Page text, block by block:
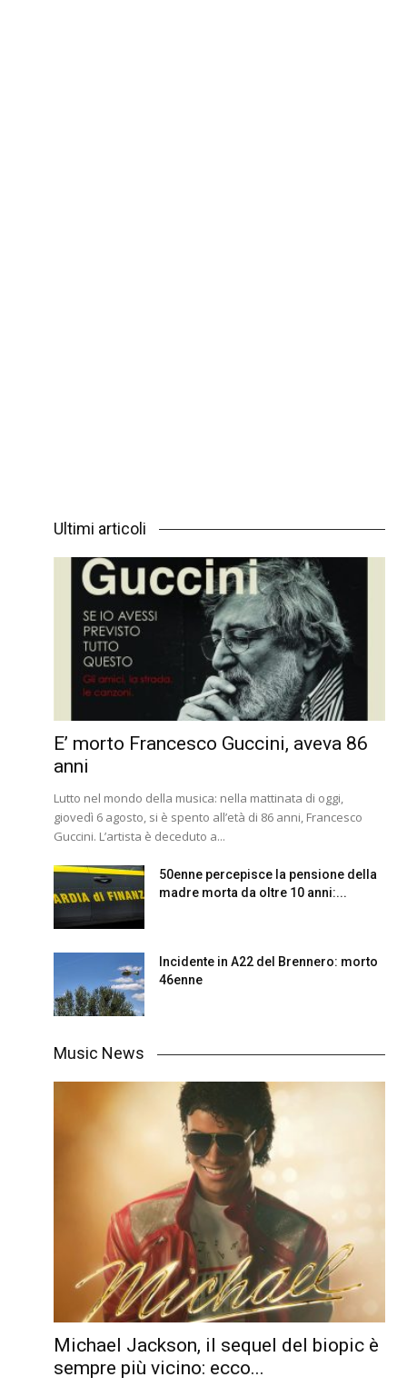
Ultimi articoli
E’ morto Francesco Guccini, aveva 86
anni
Lutto nel mondo della musica: nella mattinata di oggi,
giovedì 6 agosto, si è spento all’età di 86 anni, Francesco
Guccini. L’artista è deceduto a...
50enne percepisce la pensione della
madre morta da oltre 10 anni:...
Incidente in A22 del Brennero: morto
46enne
Music News
Michael Jackson, il sequel del biopic è
sempre più vicino: ecco...